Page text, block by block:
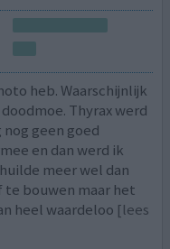
heb. Waarschijnlijk
Thyrax werd
geen goed
en dan werd ik
meer wel dan
bouwen maar het
heel waardeloo [lees